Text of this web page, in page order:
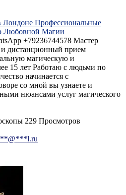
Профессиональные
Любовной Магии
+79236744578 Мастер
дистанционный прием
магическую и
15 лет Работаю с людьми по
начинается с
со мной вы узнаете и
нюансами услуг магического
229 Просмотров